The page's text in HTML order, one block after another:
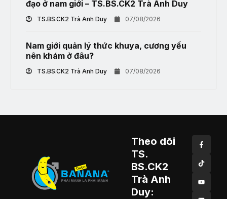
đạo ở nam giới – TS.BS.CK2 Trà Anh Duy
TS.BS.CK2 Trà Anh Duy 07/08/2026
Nam giới quản lý thức khuya, cương yếu
nên khám ở đâu?
TS.BS.CK2 Trà Anh Duy 07/08/2026
Theo dõi
TS.
BS.CK2
Trà Anh
Duy: